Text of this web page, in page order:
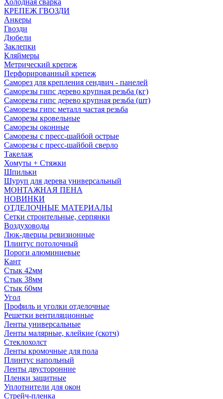
Холодная сварка
КРЕПЕЖ ГВОЗДИ
Анкеры
Гвозди
Дюбели
Заклепки
Кляймеры
Метрический крепеж
Перфорированный крепеж
Саморез для крепления сендвич - панелей
Саморезы гипс дерево крупная резьба (кг)
Саморезы гипс дерево крупная резьба (шт)
Саморезы гипс металл частая резьба
Саморезы кровельные
Саморезы оконные
Саморезы с пресс-шайбой острые
Саморезы с пресс-шайбой сверло
Такелаж
Хомуты + Стяжки
Шпильки
Шуруп для дерева универсальный
МОНТАЖНАЯ ПЕНА
НОВИНКИ
ОТДЕЛОЧНЫЕ МАТЕРИАЛЫ
Сетки строительные, серпянки
Воздуховоды
Люк-дверцы ревизионные
Плинтус потолочный
Пороги алюминиевые
Кант
Стык 42мм
Стык 38мм
Стык 60мм
Угол
Профиль и уголки отделочные
Решетки вентиляционные
Ленты универсальные
Ленты малярные, клейкие (скотч)
Стеклохолст
Ленты кромочные для пола
Плинтус напольный
Ленты двусторонние
Пленки защитные
Уплотнители для окон
Стрейч-пленка